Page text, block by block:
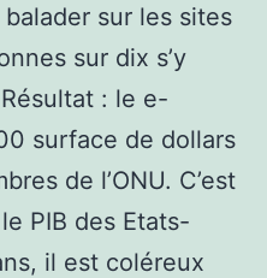
sur les sites
sur dix s’y
: le e-
surface de dollars
de l’ONU. C’est
PIB des Etats-
il est coléreux